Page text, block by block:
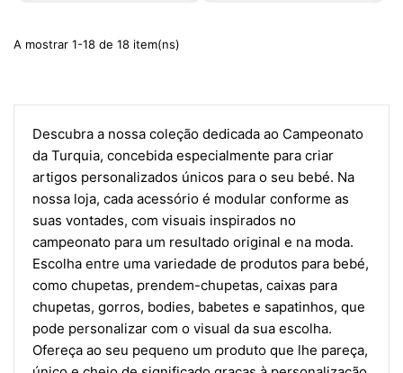
A mostrar 1-18 de 18 item(ns)
Descubra a nossa coleção dedicada ao Campeonato
da Turquia, concebida especialmente para criar
artigos personalizados únicos para o seu bebé. Na
nossa loja, cada acessório é modular conforme as
suas vontades, com visuais inspirados no
campeonato para um resultado original e na moda.
Escolha entre uma variedade de produtos para bebé,
como chupetas, prendem-chupetas, caixas para
chupetas, gorros, bodies, babetes e sapatinhos, que
pode personalizar com o visual da sua escolha.
Ofereça ao seu pequeno um produto que lhe pareça,